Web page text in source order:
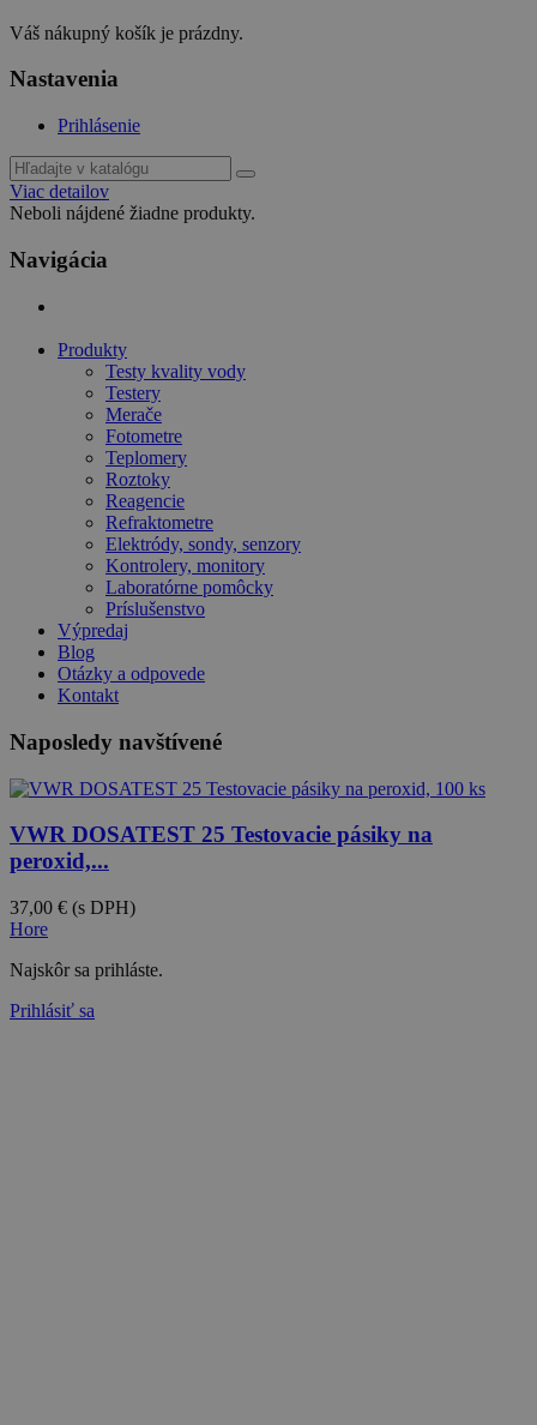
Váš nákupný košík je prázdny.
Nastavenia
Prihlásenie
Viac detailov
Neboli nájdené žiadne produkty.
Navigácia
Produkty
Testy kvality vody
Testery
Merače
Fotometre
Teplomery
Roztoky
Reagencie
Refraktometre
Elektródy, sondy, senzory
Kontrolery, monitory
Laboratórne pomôcky
Príslušenstvo
Výpredaj
Blog
Otázky a odpovede
Kontakt
Naposledy navštívené
VWR DOSATEST 25 Testovacie pásiky na
peroxid,...
37,00 € (s DPH)
Hore
Najskôr sa prihláste.
Prihlásiť sa